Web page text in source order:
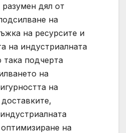
дял от
на
на ресурсите и
на индустриалната
подчерта
на
на
на